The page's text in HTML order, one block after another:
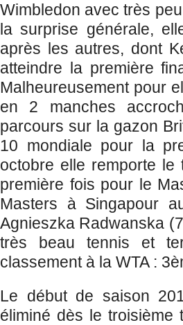
Wimbledon avec très
la surprise générale,
après les autres, dont
atteindre la première
Malheureusement pour
en 2 manches
parcours sur la gazon
10 mondiale pour la
octobre elle remporte
première fois pour le
Masters à Singapour
Agnieszka Radwanska
très beau tennis et
classement à la WTA :
Le début de saison
éliminé dès le troisième